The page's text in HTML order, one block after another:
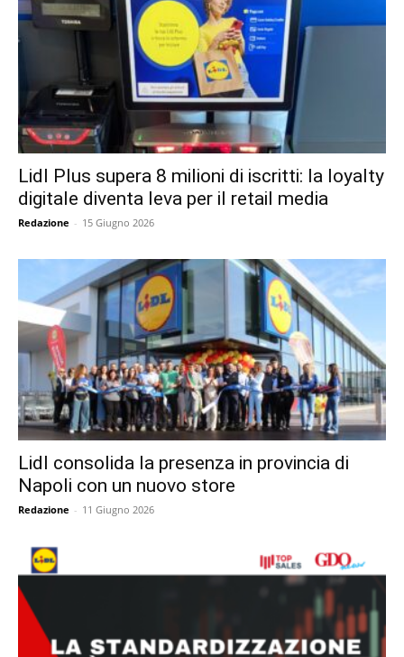
Lidl Plus supera 8 milioni di iscritti: la loyalty
digitale diventa leva per il retail media
Redazione - 15 Giugno 2026
Lidl consolida la presenza in provincia di
Napoli con un nuovo store
Redazione - 11 Giugno 2026